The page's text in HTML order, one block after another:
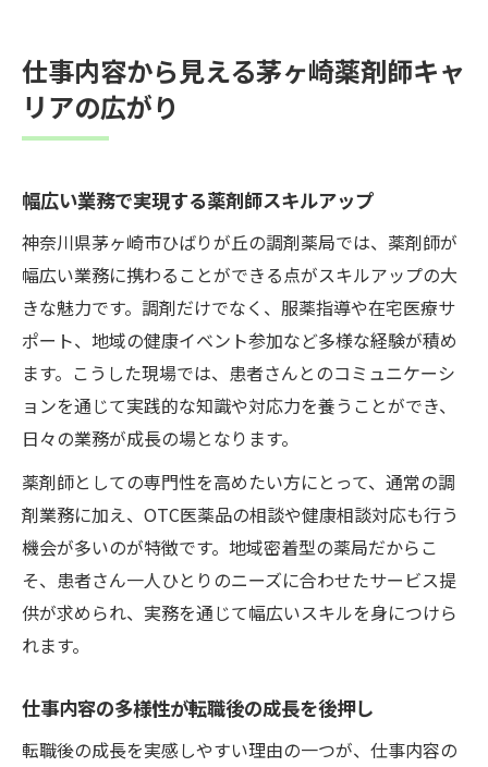
仕事内容から見える茅ヶ崎薬剤師キャ
リアの広がり
幅広い業務で実現する薬剤師スキルアップ
神奈川県茅ヶ崎市ひばりが丘の調剤薬局では、薬剤師が
幅広い業務に携わることができる点がスキルアップの大
きな魅力です。調剤だけでなく、服薬指導や在宅医療サ
ポート、地域の健康イベント参加など多様な経験が積め
ます。こうした現場では、患者さんとのコミュニケーシ
ョンを通じて実践的な知識や対応力を養うことができ、
日々の業務が成長の場となります。
薬剤師としての専門性を高めたい方にとって、通常の調
剤業務に加え、OTC医薬品の相談や健康相談対応も行う
機会が多いのが特徴です。地域密着型の薬局だからこ
そ、患者さん一人ひとりのニーズに合わせたサービス提
供が求められ、実務を通じて幅広いスキルを身につけら
れます。
仕事内容の多様性が転職後の成長を後押し
転職後の成長を実感しやすい理由の一つが、仕事内容の